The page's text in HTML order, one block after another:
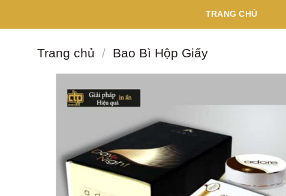
TRANG CHỦ
Trang chủ / Bao Bì Hộp Giấy